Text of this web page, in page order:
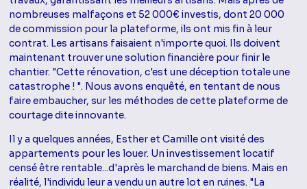
nombreuses malfaçons et 52 000€ investis, dont 20 000
de commission pour la plateforme, ils ont mis fin à leur
contrat. Les artisans faisaient n'importe quoi. Ils doivent
maintenant trouver une solution financière pour finir le
chantier. "Cette rénovation, c'est une déception totale une
catastrophe ! ". Nous avons enquêté, en tentant de nous
faire embaucher, sur les méthodes de cette plateforme de
courtage dite innovante.
Il y a quelques années, Esther et Camille ont visité des
appartements pour les louer. Un investissement locatif
censé être rentable...d'après le marchand de biens. Mais en
réalité, l'individu leur a vendu un autre lot en ruines. "La